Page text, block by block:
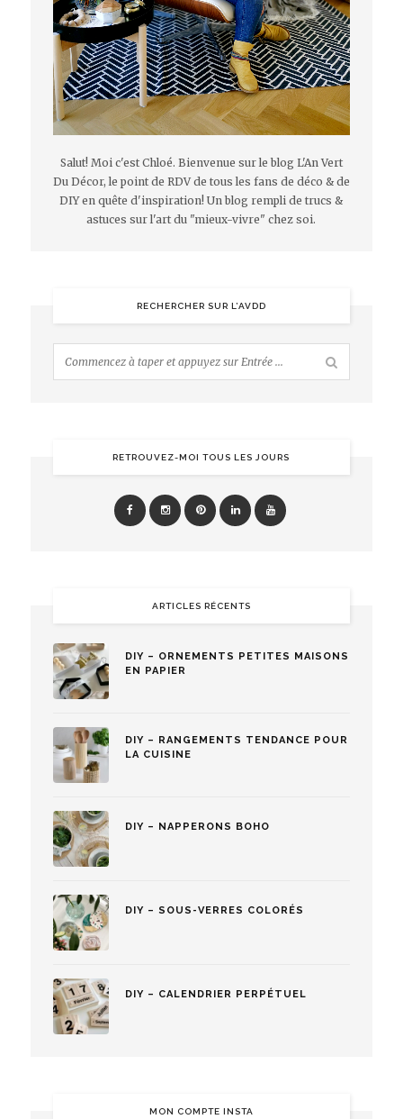
Salut! Moi c'est Chloé. Bienvenue sur le blog L'An Vert
Du Décor, le point de RDV de tous les fans de déco & de
DIY en quête d'inspiration! Un blog rempli de trucs &
astuces sur l'art du "mieux-vivre" chez soi.
RECHERCHER SUR L’AVDD
RETROUVEZ-MOI TOUS LES JOURS
ARTICLES RÉCENTS
DIY – ORNEMENTS PETITES MAISONS
EN PAPIER
DIY – RANGEMENTS TENDANCE POUR
LA CUISINE
DIY – NAPPERONS BOHO
DIY – SOUS-VERRES COLORÉS
DIY – CALENDRIER PERPÉTUEL
MON COMPTE INSTA